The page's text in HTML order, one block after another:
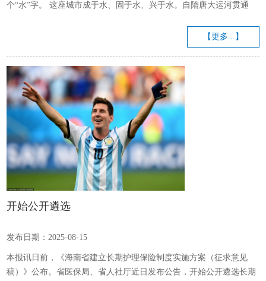
个“水”字。 这座城市成于水、固于水、兴于水。自隋唐大运河贯通
与多元的文脉在此激荡，孕育出开放包容的城市品格，恰似海河奔涌
入海，既纳百川又自成气象。 《卫志·毛恺德政碑》记载，“永乐初始
城与生俱来的包容底蕴。三岔河口的漕船往来，不仅载来江南的稻米
丝绸...
【更多...】
开始公开遴选
发布日期：2025-08-15
本报讯日前，《海南省建立长期护理保险制度实施方案（征求意见
稿）》公布。省医保局、省人社厅近日发布公告，开始公开遴选长期